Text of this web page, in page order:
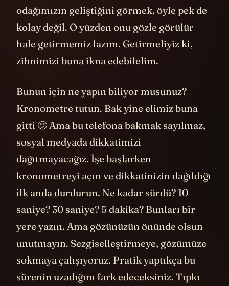
odağımızın geliştiğini görmek, öyle pek de
kolay değil. O yüzden onu gözle görülür
hale getirmemiz lazım. Getirmeliyiz ki,
zihnimizi buna ikna edebilelim.
Bunun için ne yapın biliyor musunuz?
Kronometre tutun. Bak yine elimiz buna
gitti 🙂 Ama bu telefona bakmak sayılmaz,
sosyal medyada dikkatimizi
dağıtmayacağız. İşe başlarken
kronometreyi açın ve dikkatinizin dağıldığı
ilk anda durdurun. Ne kadar sürdü? 10
saniye? 30 saniye? 5 dakika? Bunları bir
yere yazın. Ama gözünüzün önünde olsun
unutmayın. Sezgiselleştirmeye, gözümüze
sokmaya çalışıyoruz. Pratik yaptıkça bu
sürenin uzadığını fark edeceksiniz. Tıpkı